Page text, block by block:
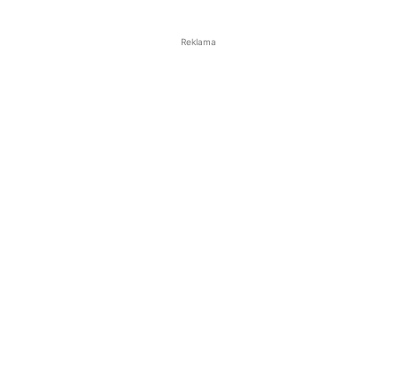
Reklama